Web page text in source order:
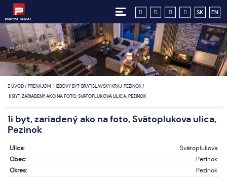
SK EN
ÚVOD/PRENÁJOM, 1 IZBOVÝ BYT, BRATISLAVSKÝ KRAJ, PEZINOK/
1I BYT, ZARIADENÝ AKO NA FOTO, SVÄTOPLUKOVA ULICA, PEZINOK
1i byt, zariadený ako na foto, Svätoplukova ulica,
Pezinok
Ulica:
Svätoplukova
Obec:
Pezinok
Okres:
Pezinok